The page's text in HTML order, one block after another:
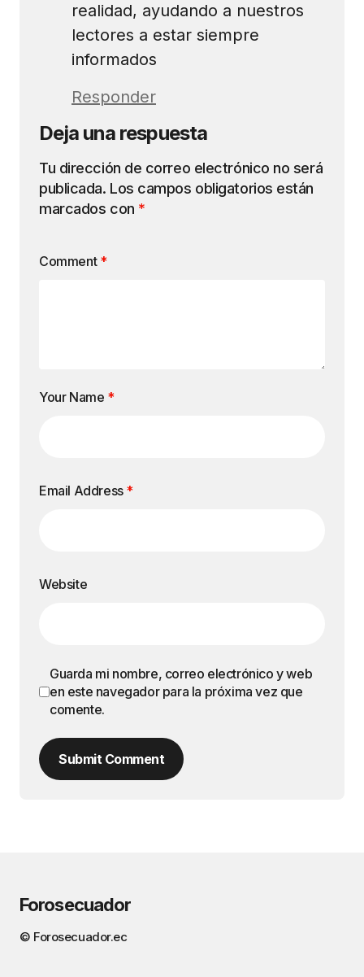
realidad, ayudando a nuestros
lectores a estar siempre
informados
Responder
Deja una respuesta
Tu dirección de correo electrónico no será
publicada. Los campos obligatorios están
marcados con *
Comment *
Your Name *
Email Address *
Website
Guarda mi nombre, correo electrónico y web
en este navegador para la próxima vez que
comente.
Submit Comment
Forosecuador
© Forosecuador.ec